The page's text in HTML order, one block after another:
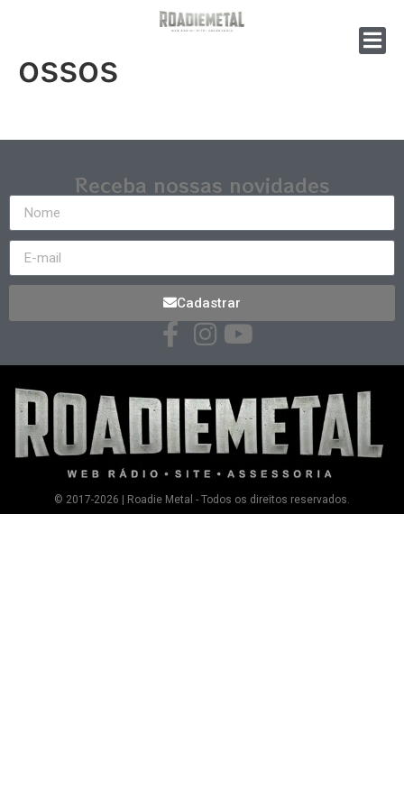
ossos
Receba nossas novidades
Cadastrar
© 2017-2026 | Roadie Metal - Todos os direitos reservados.